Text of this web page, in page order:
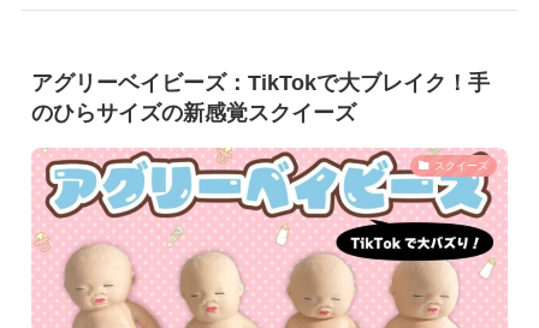
アグリーベイビーズ：TikTokで大ブレイク！手
のひらサイズの新感覚スクイーズ
スクイーズ